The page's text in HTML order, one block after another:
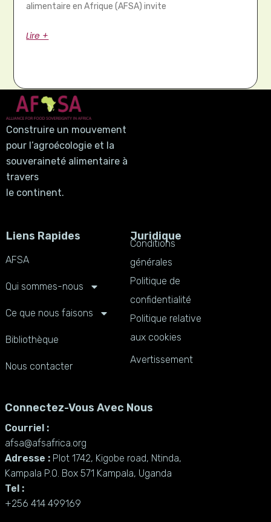
alimentaire en Afrique (AFSA) invite
Lire +
Construire un mouvement
pour l’agroécologie et la
souveraineté alimentaire à
travers
le continent.
Liens Rapides
AFSA
Qui sommes-nous
Ce que nous faisons
Bibliothèque
Nous contacter
Juridique
Conditions
générales
Politique de
confidentialité
Politique relative
aux cookies
Avertissement
Connectez-Vous Avec Nous
Courriel :
afsa@afsafrica.org
Adresse : Plot 1742, Kigobe road, Ntinda,
Kampala P.O. Box 571 Kampala, Uganda
Tel :
+256 414 499169